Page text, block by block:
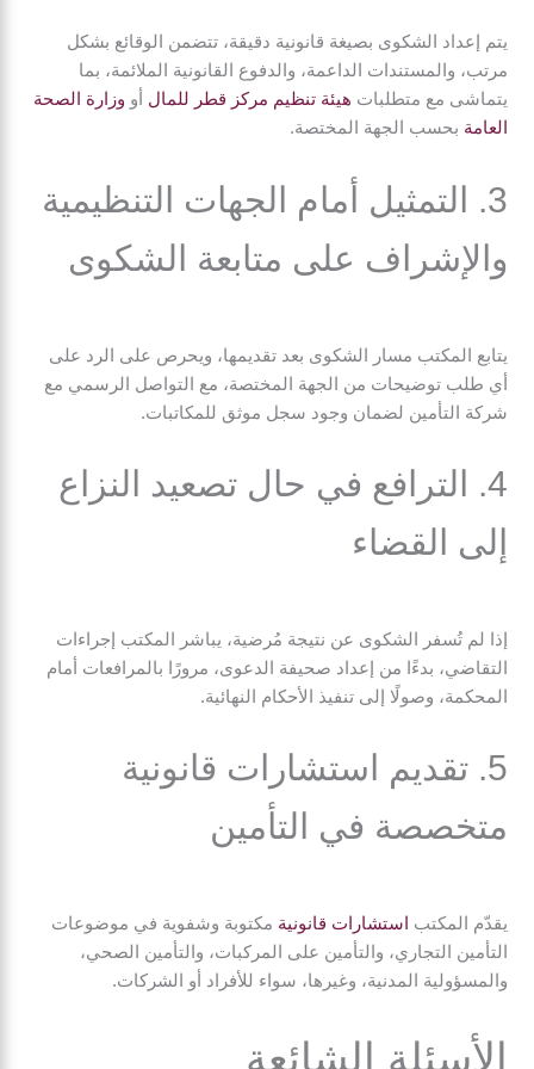
يتم إعداد الشكوى بصيغة قانونية دقيقة، تتضمن الوقائع بشكل
مرتب، والمستندات الداعمة، والدفوع القانونية الملائمة، بما
يتماشى مع متطلبات هيئة تنظيم مركز قطر للمال أو وزارة الصحة
العامة بحسب الجهة المختصة.
3. التمثيل أمام الجهات التنظيمية
والإشراف على متابعة الشكوى
يتابع المكتب مسار الشكوى بعد تقديمها، ويحرص على الرد على
أي طلب توضيحات من الجهة المختصة، مع التواصل الرسمي مع
شركة التأمين لضمان وجود سجل موثق للمكاتبات.
4. الترافع في حال تصعيد النزاع
إلى القضاء
إذا لم تُسفر الشكوى عن نتيجة مُرضية، يباشر المكتب إجراءات
التقاضي، بدءًا من إعداد صحيفة الدعوى، مرورًا بالمرافعات أمام
المحكمة، وصولًا إلى تنفيذ الأحكام النهائية.
5. تقديم استشارات قانونية
متخصصة في التأمين
يقدّم المكتب استشارات قانونية مكتوبة وشفوية في موضوعات
التأمين التجاري، والتأمين على المركبات، والتأمين الصحي،
والمسؤولية المدنية، وغيرها، سواء للأفراد أو الشركات.
الأسئلة الشائعة